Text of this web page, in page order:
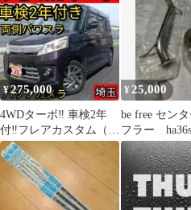
¥275,000
4WDターボ‼️ 車検2年
付‼️フレアカスタム（ス
ペーシアカスタム）パ
ワスラ‼️
¥25,000
be free セン
フラー ha36s